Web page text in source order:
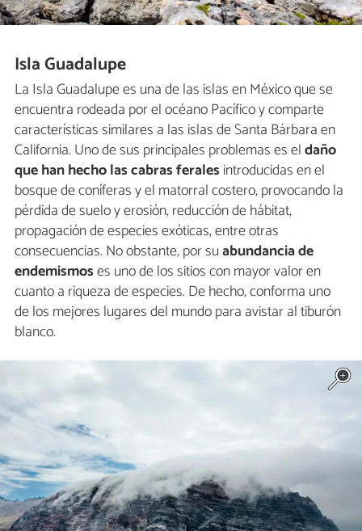
Isla Guadalupe
La Isla Guadalupe es una de las islas en México que se
encuentra rodeada por el océano Pacífico y comparte
características similares a las islas de Santa Bárbara en
California. Uno de sus principales problemas es eldaño
que han hecho las cabras ferales introducidas en el
bosque de coníferas y el matorral costero, provocando la
pérdida de suelo y erosión, reducción de hábitat,
propagación de especies exóticas, entre otras
consecuencias. No obstante, por suabundancia de
endemismoses uno de los sitios con mayor valor en
cuanto a riqueza de especies. De hecho, conforma uno
de los mejores lugares del mundo para avistar al tiburón
blanco.